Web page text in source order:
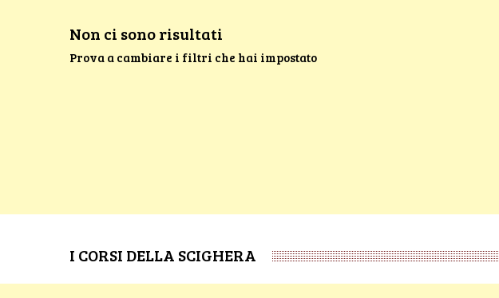
Non ci sono risultati
Prova a cambiare i filtri che hai impostato
I CORSI DELLA SCIGHERA